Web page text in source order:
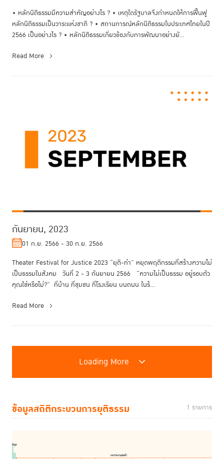
• หลักนิติธรรมมีความสำคัญอย่างไร ? • เหตุใดรัฐบาลจึงกำหนดให้การฟื้นฟู
หลักนิติธรรมเป็นวาระแห่งชาติ ? • สถานการณ์หลักนิติธรรมในประเทศไทยในปี
2566 เป็นอย่างไร ? • หลักนิติธรรมเกี่ยวข้องกับการพัฒนาอย่างยั...
Read More
กันยายน, 2023
01 ก.ย. 2566 - 30 ก.ย. 2566
Theater Festival for Justice 2023 “ยุติ-ทำ” หยุดพฤติกรรมที่สร้างความไม่
เป็นธรรมในสังคม วันที่ 2 - 3 กันยายน 2566 “ความไม่เป็นธรรม อยู่รอบตัว
คุณใช่หรือไม่?” ที่บ้าน ที่ชุมชน ที่โรงเรียน บนถนน ในร้...
Read More
Loading More
ข้อมูลสถิติกระบวนการยุติธรรม 1 รายการ